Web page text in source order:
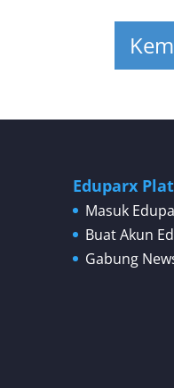
Eduparx
Masuk
Buat Akun
Gabung